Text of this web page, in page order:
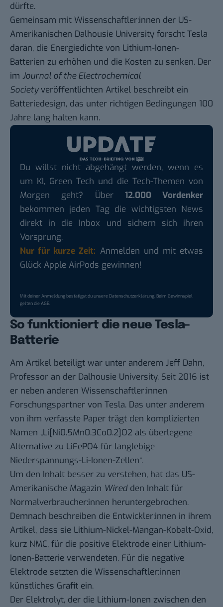
dürfte.
Gemeinsam mit Wissenschaftler:innen der US-
Amerikanischen Dalhousie University forscht Tesla
daran, die Energiedichte von Lithium-Ionen-
Batterien zu erhöhen und die Kosten zu senken. Der
im Journal of the Electrochemical
Societyveröffentlichten Artikel beschreibt ein
Batteriedesign, das unter richtigen Bedingungen 100
Jahre lang halten kann.
Du willst nicht abgehängt werden, wenn es
um KI, Green Tech und die Tech-Themen von
Morgen geht? Über 12.000 Vordenker
bekommen jeden Tag die wichtigsten News
direkt in die Inbox und sichern sich ihren
Vorsprung.
Nur für kurze Zeit: Anmelden und mit etwas
Glück Apple AirPods gewinnen!
Mit deiner Anmeldung bestätigst du unsereDatenschutzerklärung. Beim Gewinnspiel
gelten dieAGB.
So funktioniert die neue Tesla-
Batterie
Am Artikel beteiligt war unter anderem Jeff Dahn,
Professor an der Dalhousie University. Seit 2016 ist
er neben anderen Wissenschaftler:innen
Forschungspartner von Tesla. Das unter anderem
von ihm verfasste Paper trägt den komplizierten
Namen „Li[Ni0.5Mn0.3Co0.2]O2 als überlegene
Alternative zu LiFePO4 für langlebige
Niederspannungs-Li-Ionen-Zellen“.
Um den Inhalt besser zu verstehen, hat das US-
Amerikanische Magazin Wiredden Inhalt für
Normalverbraucher:innen heruntergebrochen.
Demnach beschreiben die Entwickler:innen in ihrem
Artikel, dass sie Lithium-Nickel-Mangan-Kobalt-Oxid,
kurz NMC, für die positive Elektrode einer Lithium-
Ionen-Batterie verwendeten. Für die negative
Elektrode setzten die Wissenschaftler:innen
künstliches Grafit ein.
Der Elektrolyt, der die Lithium-Ionen zwischen den